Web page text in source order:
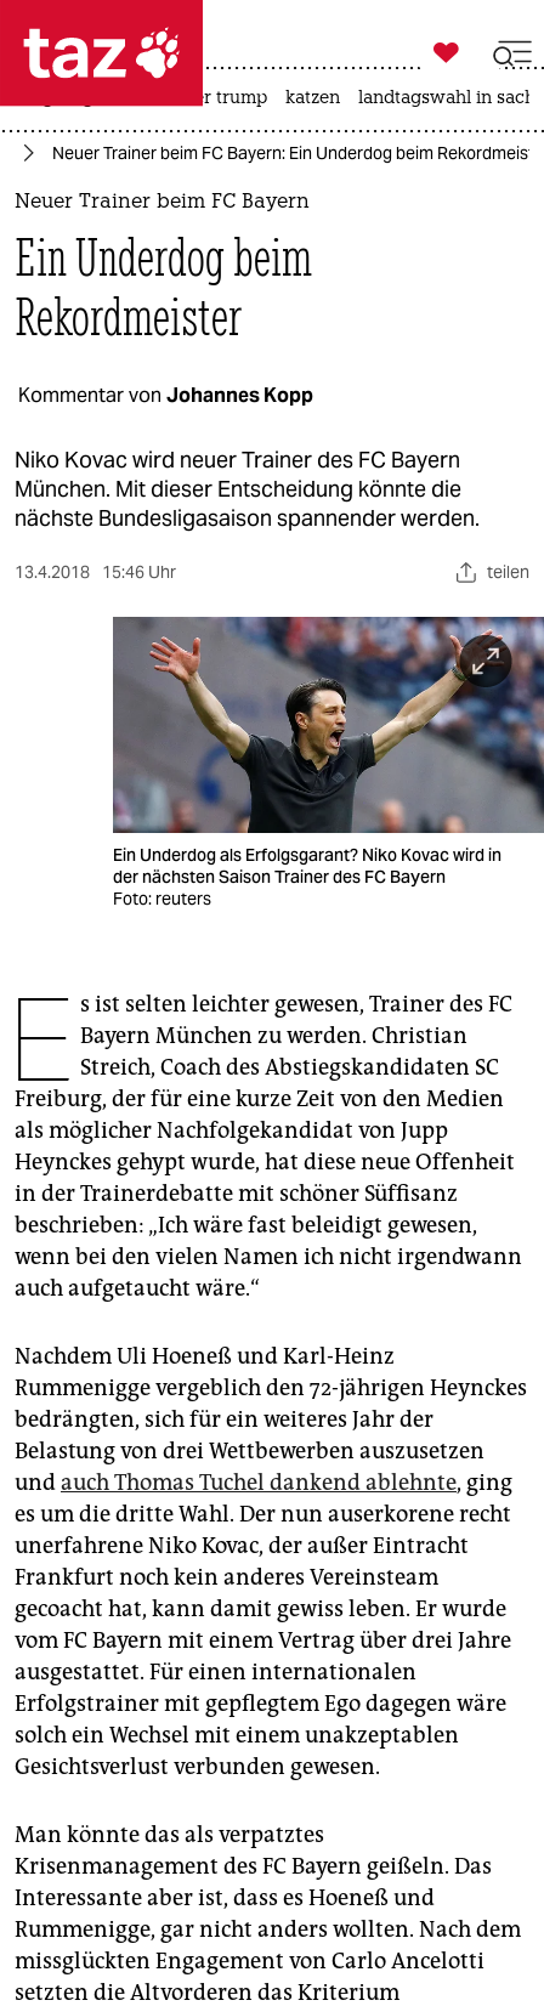
 taz zahl ich
taz zahl ich
politik
öko
gesellschaft
sport
veranstaltungen
fragen & hilfe
abo
genossenschaft
epaper login

taz zahl ich
usa unter trump katzen landtagswahl in
Neuer Trainer beim FC Bayern: Ein Underdog beim
Neuer Trainer beim FC Bayern
Ein Underdog beim
Rekordmeister
Kommentar von Johannes Kopp
Niko Kovac wird neuer Trainer des FC Bayern
München. Mit dieser Entscheidung könnte die
nächste Bundesligasaison spannender werden.
13.4.2018 15:46 Uhr teilen
Ein Underdog als Erfolgsgarant? Niko Kovac wird in
der nächsten Saison Trainer des FC Bayern
Foto: reuters
E s ist selten leichter gewesen, Trainer des FC
Bayern München zu werden. Christian
Streich, Coach des Abstiegskandidaten SC
Freiburg, der für eine kurze Zeit von den Medien
als möglicher Nachfolgekandidat von Jupp
Heynckes gehypt wurde, hat diese neue Offenheit
in der Trainerdebatte mit schöner Süffisanz
beschrieben: „Ich wäre fast beleidigt gewesen,
wenn bei den vielen Namen ich nicht irgendwann
auch aufgetaucht wäre.“
Nachdem Uli Hoeneß und Karl-Heinz
Rummenigge vergeblich den 72-jährigen Heynckes
bedrängten, sich für ein weiteres Jahr der
Belastung von drei Wettbewerben auszusetzen
undauch Thomas Tuchel dankend ablehnte, ging
es um die dritte Wahl. Der nun auserkorene recht
unerfahrene Niko Kovac, der außer Eintracht
Frankfurt noch kein anderes Vereinsteam
gecoacht hat, kann damit gewiss leben. Er wurde
vom FC Bayern mit einem Vertrag über drei Jahre
ausgestattet. Für einen internationalen
Erfolgstrainer mit gepflegtem Ego dagegen wäre
solch ein Wechsel mit einem unakzeptablen
Gesichtsverlust verbunden gewesen.
Man könnte das als verpatztes
Krisenmanagement des FC Bayern geißeln. Das
Interessante aber ist, dass es Hoeneß und
Rummenigge, gar nicht anders wollten. Nach dem
missglückten Engagement von Carlo Ancelotti
setzten die Altvorderen das Kriterium